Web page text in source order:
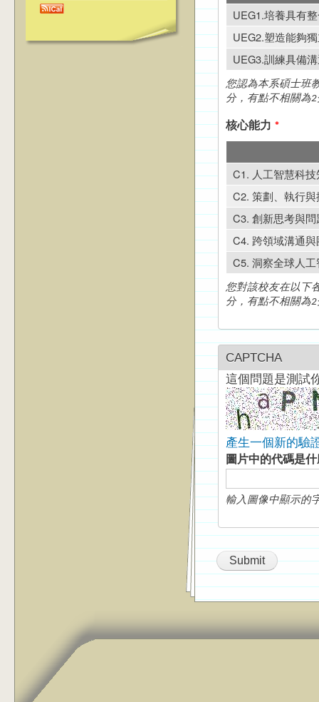
UEG1.培養具有
UEG2.塑造能夠
UEG3.訓練具備
您認為本系碩士班
分，有點不相關為
核心能力 *
C1. 人工智慧科
C2. 策劃、執行
C3. 創新思考與
C4. 跨領域溝通
C5. 洞察全球人
您對該校友在以下
分，有點不相關為
CAPTCHA
這個問題是測試
產生一個新的驗
圖片中的代碼是
輸入圖像中顯示的